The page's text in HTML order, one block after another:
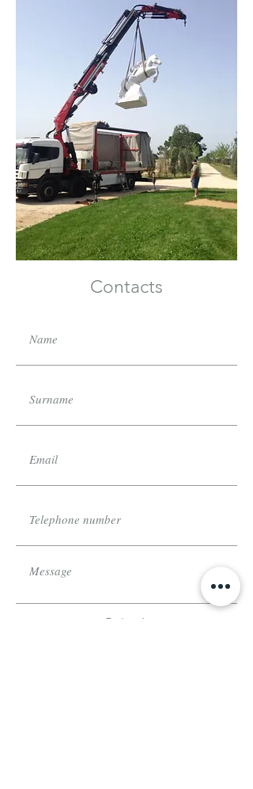
Contacts
Submit